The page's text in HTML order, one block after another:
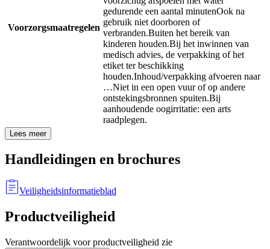
Voorzorgsmaatregelen
gedurende een aantal minutenOok na
gebruik niet doorboren of
verbranden.Buiten het bereik van
kinderen houden.Bij het inwinnen van
medisch advies, de verpakking of het
etiket ter beschikking
houden.Inhoud/verpakking afvoeren naar
…Niet in een open vuur of op andere
ontstekingsbronnen spuiten.Bij
aanhoudende oogirritatie: een arts
raadplegen.
Lees meer
Handleidingen en brochures
Veiligheidsinformatieblad
Productveiligheid
Verantwoordelijk voor productveiligheid zie